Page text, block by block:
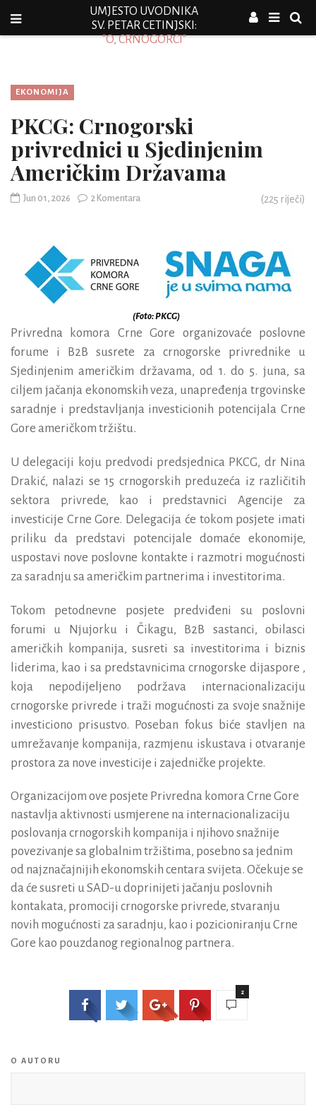
UMJESTO UVODNIKA
SV. PETAR CETINJSKI:
"O, CRNOGORCI"
EKONOMIJA
PKCG: Crnogorski
privrednici u Sjedinjenim
Američkim Državama
Jun 01, 2026 2 Komentara (225 riječi)
(Foto: PKCG)
Privredna komora Crne Gore organizovaće poslovne
forume i B2B susrete za crnogorske privrednike u
Sjedinjenim američkim državama, od 1. do 5. juna, sa
ciljem jačanja ekonomskih veza, unapređenja trgovinske
saradnje i predstavljanja investicionih potencijala Crne
Gore američkom tržištu.
U delegaciji koju predvodi predsjednica PKCG, dr Nina
Drakić, nalazi se 15 crnogorskih preduzeća iz različitih
sektora privrede, kao i predstavnici Agencije za
investicije Crne Gore. Delegacija će tokom posjete imati
priliku da predstavi potencijale domaće ekonomije,
uspostavi nove poslovne kontakte i razmotri mogućnosti
za saradnju sa američkim partnerima i investitorima.
Tokom petodnevne posjete predviđeni su poslovni
forumi u Njujorku i Čikagu, B2B sastanci, obilasci
američkih kompanija, susreti sa investitorima i biznis
liderima, kao i sa predstavnicima crnogorske dijaspore ,
koja nepodijeljeno podržava internacionalizaciju
crnogorske privrede i traži mogućnosti za svoje snažnije
investiciono prisustvo. Poseban fokus biće stavljen na
umrežavanje kompanija, razmjenu iskustava i otvaranje
prostora za nove investicije i zajedničke projekte.
Organizacijom ove posjete Privredna komora Crne Gore
nastavlja aktivnosti usmjerene na internacionalizaciju
poslovanja crnogorskih kompanija i njihovo snažnije
povezivanje sa globalnim tržištima, posebno sa jednim
od najznačajnijih ekonomskih centara svijeta. Očekuje se
da će susreti u SAD-u doprinijeti jačanju poslovnih
kontakata, promociji crnogorske privrede, stvaranju
novih mogućnosti za saradnju, kao i pozicioniranju Crne
Gore kao pouzdanog regionalnog partnera.
2
O AUTORU